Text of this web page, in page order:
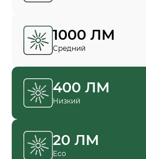
1000 ЛМ
Средний
400 ЛМ
Низкий
20 ЛМ
Eco